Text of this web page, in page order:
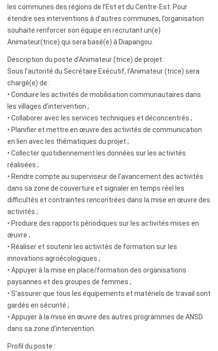
les communes des régions de l’Est et du Centre-Est. Pour
étendre ses interventions à d’autres communes, l’organisation
souhaite renforcer son équipe en recrutant un(e)
Animateur(trice) qui sera basé(e) à Diapangou.
Description du poste d’Animateur (trice) de projet :
Sous l’autorité du Secrétaire Exécutif, l’Animateur (trice) sera
chargé(e) de :
• Conduire les activités de mobilisation communautaires dans
les villages d’intervention ;
• Collaborer avec les services techniques et déconcentrés ;
• Planifier et mettre en œuvre des activités de communication
en lien avec les thématiques du projet ;
• Collecter quotidiennement les données sur les activités
réalisées ;
• Rendre compte au superviseur de l’avancement des activités
dans sa zone de couverture et signaler en temps réel les
difficultés et contraintes rencontrées dans la mise en œuvre des
activités ;
• Produire des rapports périodiques sur les activités mises en
œuvre ;
• Réaliser et soutenir les activités de formation sur les
innovations agroécologiques ;
• Appuyer à la mise en place/formation des organisations
paysannes et des groupes de femmes ;
• S’assurer que tous les équipements et matériels de travail sont
gardés en sécurité ;
• Appuyer à la mise en œuvre des autres programmes de ANSD
dans sa zone d’intervention.
Profil du poste :